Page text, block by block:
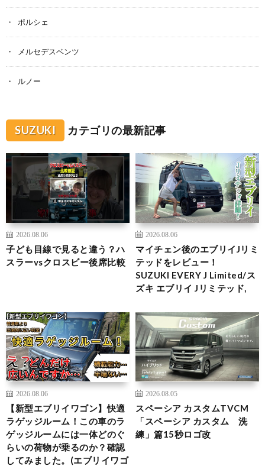
ポルシェ
メルセデスベンツ
ルノー
SUZUKI カテゴリの最新記事
2026.08.06
子ども目線で見ると違う？ハ
スラーvsクロスビー後席比較
2026.08.06
マイチェン後のエブリイJリミ
テッドをレビュー！
SUZUKI EVERY J Limited/ス
ズキ エブリイ Jリミテッド,
2026.08.06
【新型エブリイワゴン】快適
ラゲッジルーム！この車のラ
ゲッジルームには一体どのぐ
らいの荷物が乗るのか？確認
してみました。(エブリイワゴ
2026.08.05
スペーシア カスタムTVCM
「スペーシア カスタム 洗
練」篇15秒ロゴ改